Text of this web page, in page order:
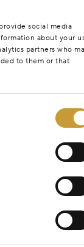
social media
about your
partners who
to them or that